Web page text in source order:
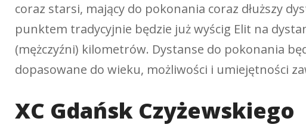
coraz starsi, mający do pokonania coraz dłuższy
punktem tradycyjnie będzie już wyścig Elit na
(mężczyźni) kilometrów. Dystanse do pokonania
dopasowane do wieku, możliwości i umiejętności
XC Gdańsk Czyżewskiego